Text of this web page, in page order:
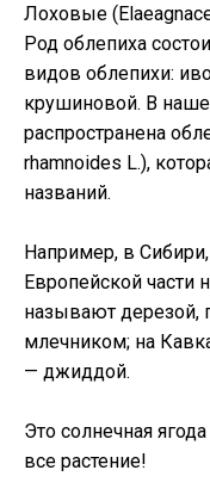
Лоховые
Род облепиха
видов облепихи:
крушиновой. В
распространена
rhamnoides L.),
названий.
Например, в
Европейской части
называют дерезой,
млечником; на
— джиддой.
Это солнечная
все растение!